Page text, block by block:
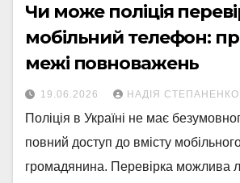
Чи може поліція
мобільний телефон:
межі повноважень
19.06.2026 НАДІЯ СТЕПАНЕНКО
Поліція в Україні не має
повний доступ до вмісту
громадянина. Перевірка можлива